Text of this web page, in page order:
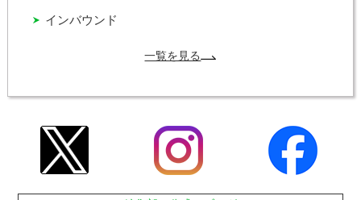
インバウンド
一覧を見る